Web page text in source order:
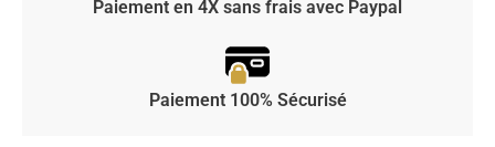
Paiement en 4X sans frais avec Paypal
Paiement 100% Sécurisé